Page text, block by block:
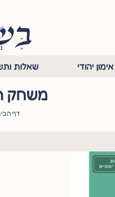
אימון יהודי שאלות
משחק
דף